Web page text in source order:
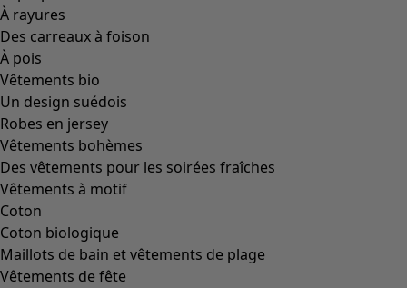
À rayures
Des carreaux à foison
À pois
Vêtements bio
Un design suédois
Robes en jersey
Vêtements bohèmes
Des vêtements pour les soirées fraîches
Vêtements à motif
Coton
Coton biologique
Maillots de bain et vêtements de plage
Vêtements de fête